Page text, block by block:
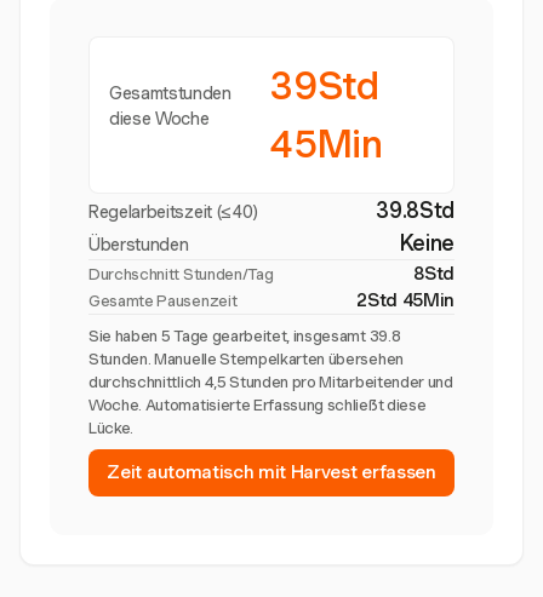
Gesamtstunden
diese Woche
39Std
45Min
Regelarbeitszeit (≤40) 39.8Std
Überstunden Keine
Durchschnitt Stunden/Tag 8Std
Gesamte Pausenzeit 2Std 45Min
Sie haben 5 Tage gearbeitet, insgesamt 39.8
Stunden. Manuelle Stempelkarten übersehen
durchschnittlich 4,5 Stunden pro Mitarbeitender und
Woche. Automatisierte Erfassung schließt diese
Lücke.
Zeit automatisch mit Harvest erfassen